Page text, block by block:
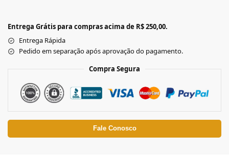
Entrega Grátis para compras acima de R$ 250,00.
Entrega Rápida
Pedido em separação após aprovação do pagamento.
Compra Segura
Fale Conosco